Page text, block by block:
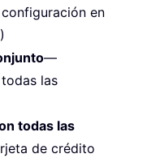
en
—
las
todas las
de crédito